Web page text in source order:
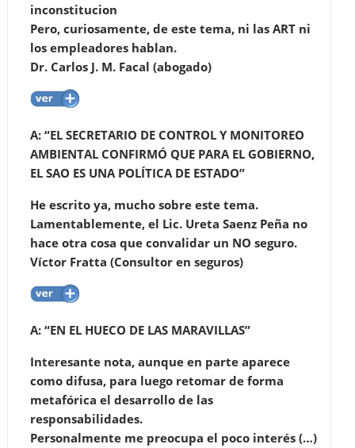
inconstitucion
Pero, curiosamente, de este tema, ni las ART ni
los empleadores hablan.
Dr. Carlos J. M. Facal (abogado)
A: “EL SECRETARIO DE CONTROL Y MONITOREO
AMBIENTAL CONFIRMÓ QUE PARA EL GOBIERNO,
EL SAO ES UNA POLÍTICA DE ESTADO”
He escrito ya, mucho sobre este tema.
Lamentablemente, el Lic. Ureta Saenz Peña no
hace otra cosa que convalidar un NO seguro.
Víctor Fratta (Consultor en seguros)
A: “EN EL HUECO DE LAS MARAVILLAS”
Interesante nota, aunque en parte aparece
como difusa, para luego retomar de forma
metafórica el desarrollo de las
responsabilidades.
Personalmente me preocupa el poco interés (…)